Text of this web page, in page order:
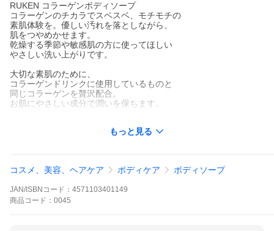
RUKEN コラーゲンボディソープ
コラーゲンのチカラでスベスベ、モチモチの
素肌体験を。優しい汚れを落としながら、
肌をつやめかせます。
乾燥する季節や敏感肌の方に使ってほしい
やさしい洗い上がりです。
大切な素肌のために、
コラーゲンドリンクに使用しているものと
同じコラーゲンを贅沢配合。
お肌にやさしい成分で潤いを保ちます。
ルウ研究所では吸収されやすいコラーゲンをさらに低分子化。
ゲンを分解しました。
もっと見る
コスメ、美容、ヘアケア ボディケア ボディソープ
JAN/ISBNコード： 4571103401149
商品 コード： 0045